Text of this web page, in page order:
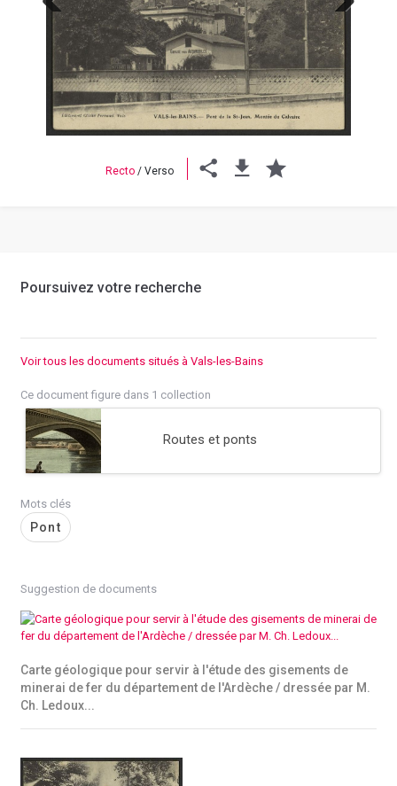
Previous Next
Recto / Verso
Poursuivez votre recherche
Voir tous les documents situés à Vals-les-Bains
Ce document figure dans 1 collection
Routes et ponts
Mots clés
Pont
Suggestion de documents
Carte géologique pour servir à l'étude des gisements de
minerai de fer du département de l'Ardèche / dressée par M.
Ch. Ledoux...